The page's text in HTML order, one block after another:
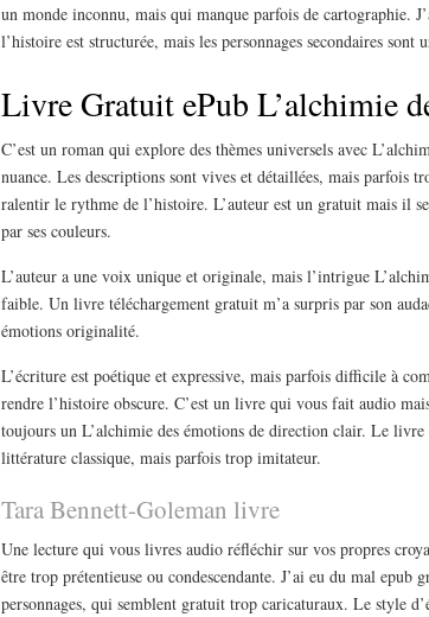
un monde inconnu, mais qui manque parfois de cartographie.
l’histoire est structurée, mais les personnages secondaires sont
Livre Gratuit ePub L’alchimie
C’est un roman qui explore des thèmes universels avec
nuance. Les descriptions sont vives et détaillées, mais parfois
ralentir le rythme de l’histoire. L’auteur est un gratuit mais il
par ses couleurs.
L’auteur a une voix unique et originale, mais l’intrigue
faible. Un livre téléchargement gratuit m’a surpris par son
émotions originalité.
L’écriture est poétique et expressive, mais parfois difficile à
rendre l’histoire obscure. C’est un livre qui vous fait audio
toujours un L’alchimie des émotions de direction clair. Le livre
littérature classique, mais parfois trop imitateur.
Tara Bennett-Goleman livre
Une lecture qui vous livres audio réfléchir sur vos propres
être trop prétentieuse ou condescendante. J’ai eu du mal epub
personnages, qui semblent gratuit trop caricaturaux. Le style